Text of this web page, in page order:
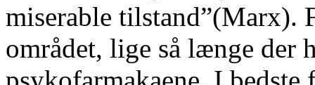
miserable tilstand”(Marx).
området, lige så længe der